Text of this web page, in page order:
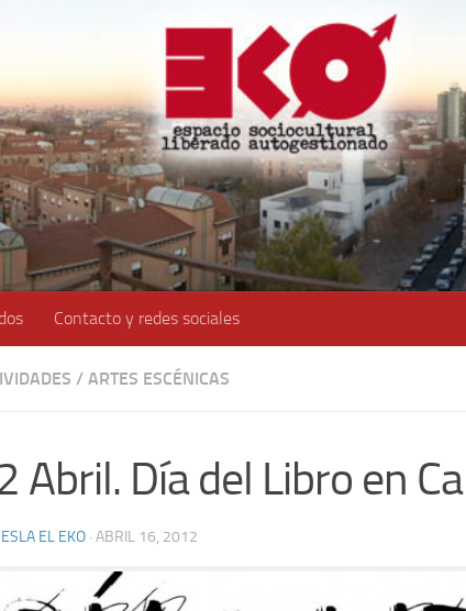
Contacto y redes sociales
/ ARTES ESCÉNICAS
Abril. Día del Libro en
ESLA EL EKO · ABRIL 16, 2012